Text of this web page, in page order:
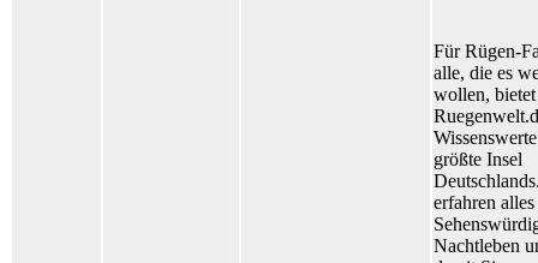
Für Rügen-
alle, die es
wollen, bietet
größte Insel
erfahren
Nachtleben